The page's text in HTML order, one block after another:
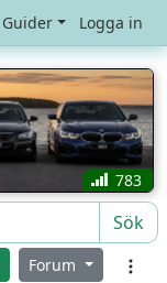
Guider Logga in
783
Sök
Forum